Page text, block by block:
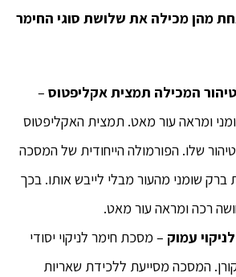
מהן מכילה את שלושת סוגי החימר
המכילה תמצית אקליפטוס –
ומראה עור מאט. תמצית האקליפטוס
שלו. הפורמולה הייחודית של המסכה
ברק שומני מהעור מבלי לייבש אותו. בכך
רכה ומראה עור מאט.
עמוק – מסכת חימר לניקוי יסודי
המסכה מסייעת ללכידת שאריות